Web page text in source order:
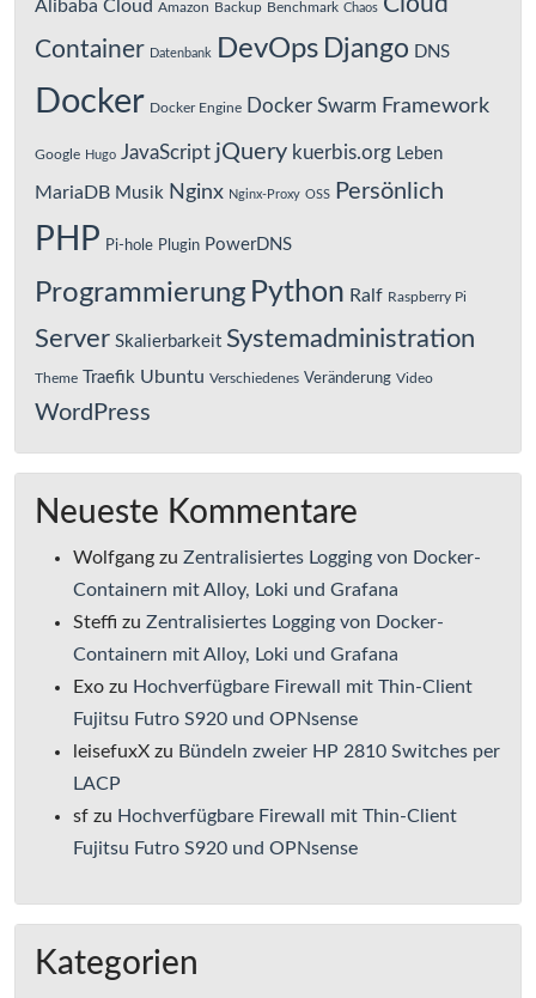
Alibaba Cloud Amazon Backup Benchmark Chaos
Container Datenbank DevOps Django DNS
Docker Docker Engine Docker Swarm Framework
Google Hugo JavaScript jQuery kuerbis.org Leben
MariaDB Musik Nginx Nginx-Proxy OSS Persönlich
PHP Pi-hole Plugin PowerDNS
Programmierung Python Ralf Raspberry Pi
Server Skalierbarkeit Systemadministration
Theme Traefik Ubuntu Verschiedenes Veränderung Video
WordPress
Neueste Kommentare
Wolfgang zu Zentralisiertes Logging von Docker-
Containern mit Alloy, Loki und Grafana
Steffi zu Zentralisiertes Logging von Docker-
Containern mit Alloy, Loki und Grafana
Exo zu Hochverfügbare Firewall mit Thin-Client
Fujitsu Futro S920 und OPNsense
leisefuxX zu Bündeln zweier HP 2810 Switches per
LACP
sf zu Hochverfügbare Firewall mit Thin-Client
Fujitsu Futro S920 und OPNsense
Kategorien